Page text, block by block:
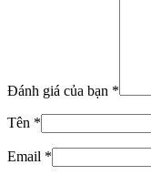
Đánh giá của bạn *
Tên *
Email *